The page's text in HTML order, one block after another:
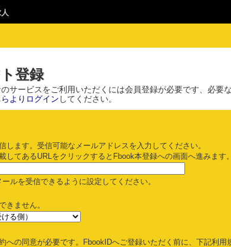
登録
サービスをご利用いただくには会員登録が必要です、必要
よりログイン してください。
します。受信可能なメールアドレスを入力してください。
してあるURLをクリックするとFbook本登録への画面へ進みます。
ルを受信できるように設定してください。
きません。
への同意が必要です。FbookIDへご登録いただく前に、下記利用